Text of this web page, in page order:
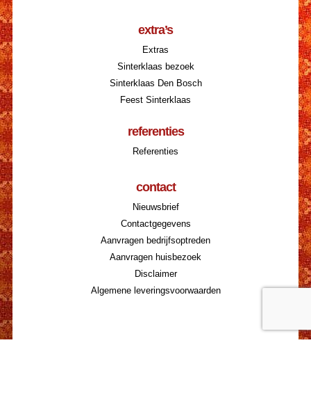
extra’s
Extras
Sinterklaas bezoek
Sinterklaas Den Bosch
Feest Sinterklaas
referenties
Referenties
contact
Nieuwsbrief
Contactgegevens
Aanvragen bedrijfsoptreden
Aanvragen huisbezoek
Disclaimer
Algemene leveringsvoorwaarden